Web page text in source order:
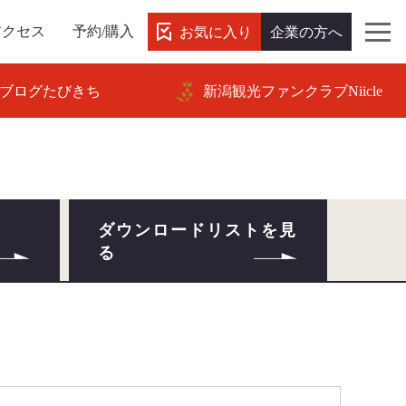
セス 予約/購入 お気に入り 企業の方へ
ログたびきち 新潟観光ファンクラブNiicle
ダウンロードリストを見
る